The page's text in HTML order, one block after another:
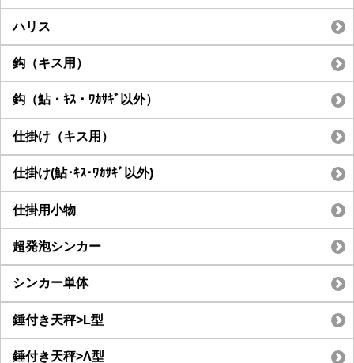
ハリス
鈎（キス用）
鈎（鮎・ｷｽ・ﾜｶｻｷﾞ以外）
仕掛け（キス用）
仕掛け(鮎･ｷｽ･ﾜｶｻｷﾞ以外)
仕掛用小物
超発泡シンカー
シンカー単体
錘付き天秤>L型
錘付き天秤>Λ型